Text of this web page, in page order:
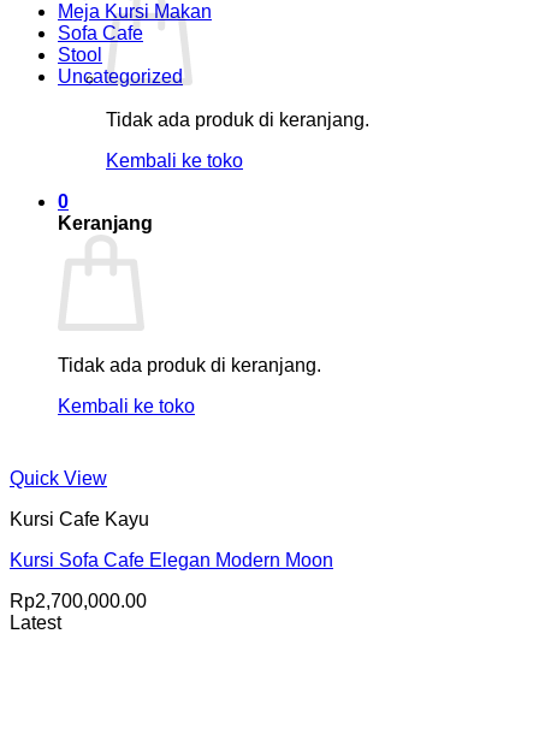
Tidak ada produk di keranjang.
Kembali ke toko
0
Keranjang
Tidak ada produk di keranjang.
Kembali ke toko
Meja Kursi Makan
Sofa Cafe
Stool
Uncategorized
Quick View
Kursi Cafe Kayu
Kursi Sofa Cafe Elegan Modern Moon
Rp2,700,000.00
Latest